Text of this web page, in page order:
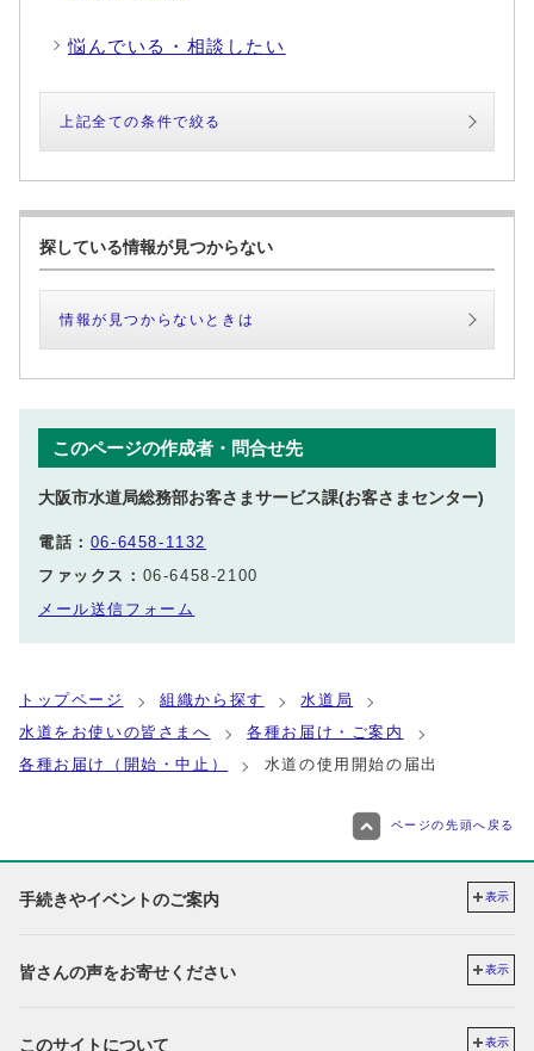
悩んでいる・相談したい
上記全ての条件で絞る
探している情報が見つからない
情報が見つからないときは
このページの作成者・問合せ先
大阪市水道局総務部お客さまサービス課(お客さまセンター)
電話： 06-6458-1132
ファックス： 06-6458-2100
メール送信フォーム
トップページ 組織から探す
水道局
水道をお使いの皆さまへ
各種お届け・ご案内
各種お届け（開始・中止）
水道の使用開始の届出
ページの先頭へ戻る
手続きやイベントのご案内 表示
皆さんの声をお寄せください 表示
このサイトについて 表示